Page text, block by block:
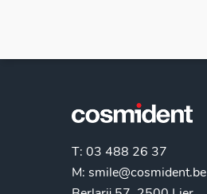
T: 03 488 26 37
M: smile@cosmident.be